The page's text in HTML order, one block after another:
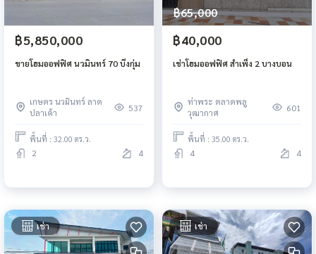
฿5,850,000
ขายโฮมออฟฟิศ นวมินทร์ 70 บึงกุ่ม
เกษตร นวมินทร์ ลาด
ปลาเค้า
537
พื้นที่ : 32.00 ตร.ว.
2 4
฿65,000
฿40,000
เช่าโฮมออฟฟิศ สำเพ็ง 2 บางบอน
ท่าพระ ตลาดพลู
วุฒากาศ
601
พื้นที่ : 35.00 ตร.ว.
4 4
เช่า เช่า